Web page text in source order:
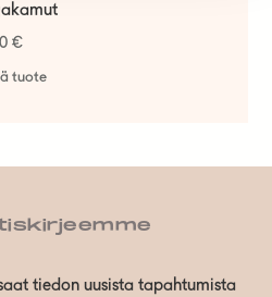
€
tuote
tiedon uusista tapahtumista